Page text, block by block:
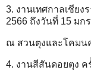
3. งานเทศกาลเชีย
2566 ถึงวันที่ 15 มก
ณ สวนตุงและโคมนค
4. งานสีสันดอยตุง ค